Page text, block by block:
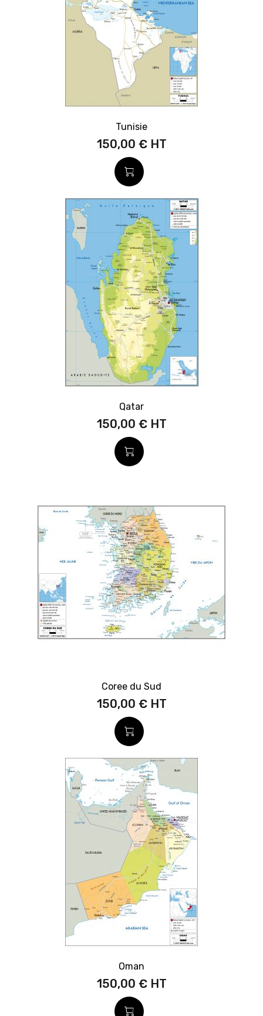
Tunisie
150,00 €
Qatar
150,00 €
Coree du Sud
150,00 €
Oman
150,00 €